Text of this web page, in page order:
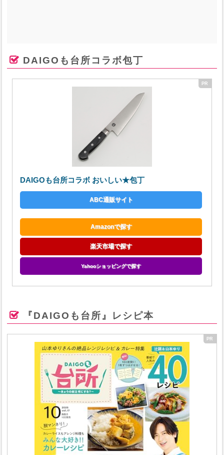
DAIGOも台所コラボ包丁
DAIGOも台所コラボ おいしい★包丁
ABC通販サイト
Amazonで探す
楽天市場で探す
Yahooショッピングで探す
『DAIGOも台所』レシピ本